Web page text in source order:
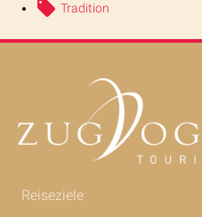
Tradition
Reiseziele